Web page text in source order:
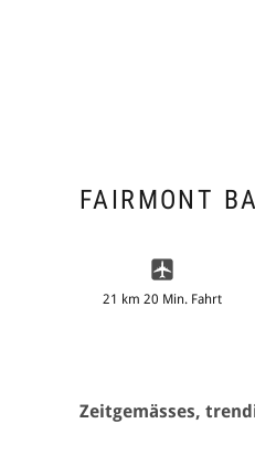
FAIRMONT
21 km 20 Min. Fahrt
Zeitgemässes,